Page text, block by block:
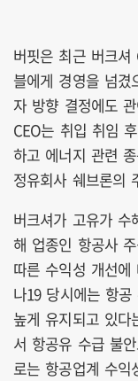
버핏은 최근 버크셔
블에게 경영을 넘
자 방향 결정에도
CEO는 취입 취임
하고 에너지 관련
정유회사 쉐브론의
버크셔가 고유가
해 업종인 항공사
따른 수익성 개선
나19 당시에는 항
높게 유지되고 있
서 항공유 수급 불
로는 항공업계 수